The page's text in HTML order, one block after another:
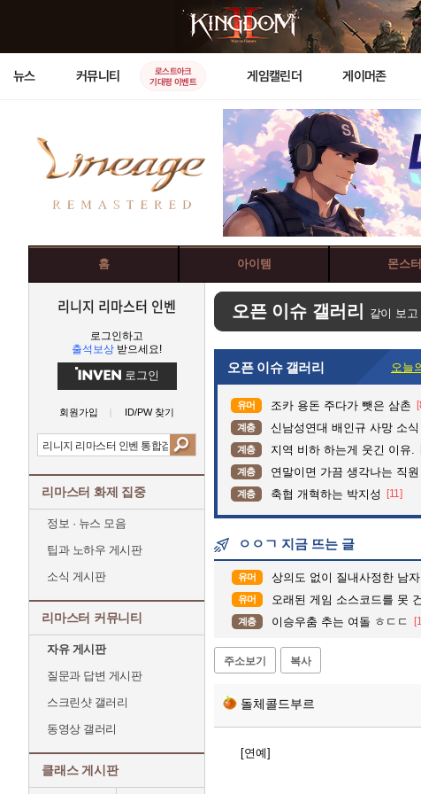
뉴스 커뮤니티
로스트아크
기대평 이벤트
게임캘린더 게이머존
홈 아이템 몬스터
리니지 리마스터 인벤
로그인하고
출석보상 받으세요!
로그인
회원가입 ID/PW 찾기
리마스터 화제 집중
정보 · 뉴스 모음
팁과 노하우 게시판
소식 게시판
리마스터 커뮤니티
자유 게시판
질문과 답변 게시판
스크린샷 갤러리
동영상 갤러리
클래스 게시판
오픈 이슈 갤러리 같이 보
오픈 이슈 갤러리 오늘
유머 조카 용돈 주다가 뺏은 삼촌
계층 신남성연대 배인규 사망 소
계층 지역 비하 하는게 웃긴 이유.
계층 연말이면 가끔 생각나는 직원
계층 축협 개혁하는 박지성 [11]
ㅇㅇㄱ 지금 뜨는 글
유머 상의도 없이 질내사정한 남
유머 오래된 게임 소스코드를 못
계층 이승우춤 추는 여돌 ㅎㄷㄷ
주소보기 복사
돌체콜드부르
[연예]